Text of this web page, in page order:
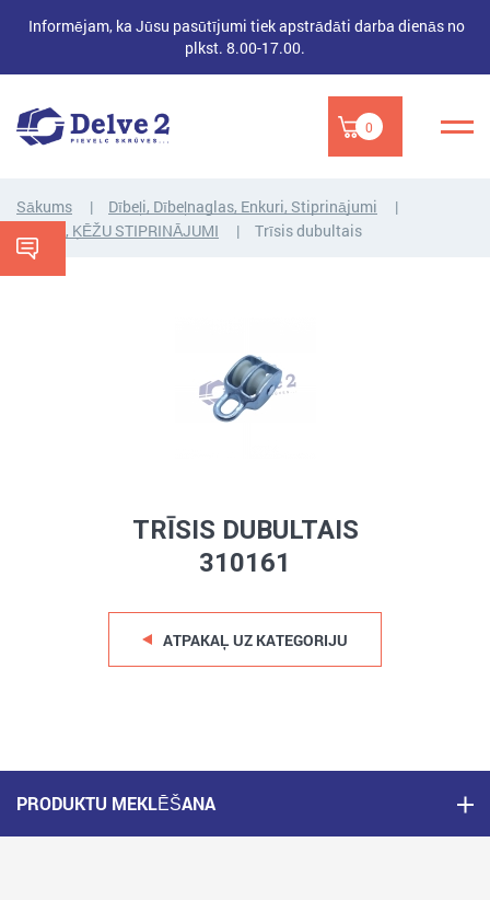
Informējam, ka Jūsu pasūtījumi tiek apstrādāti darba dienās no
plkst. 8.00-17.00.
0
Sākums
Dībeļi, Dībeļnaglas, Enkuri, Stiprinājumi
TROŠU, ĶĒŽU STIPRINĀJUMI
Trīsis dubultais
TRĪSIS DUBULTAIS
310161
ATPAKAĻ UZ KATEGORIJU
PRODUKTU MEKLĒŠANA